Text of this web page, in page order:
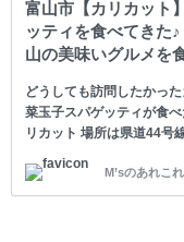
富山市【カリカット
ッティを食べてきた
山の美味いグルメを
どうしても訪問したかっ
菜玉子スパゲッティが食
リカット 場所は県道44号
て4〜5台程度駐車可能。
M’sのあれこ